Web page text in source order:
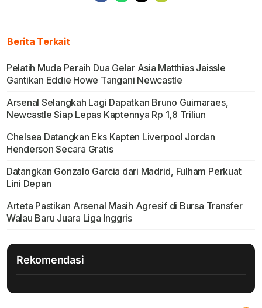
Berita Terkait
Pelatih Muda Peraih Dua Gelar Asia Matthias Jaissle
Gantikan Eddie Howe Tangani Newcastle
Arsenal Selangkah Lagi Dapatkan Bruno Guimaraes,
Newcastle Siap Lepas Kaptennya Rp 1,8 Triliun
Chelsea Datangkan Eks Kapten Liverpool Jordan
Henderson Secara Gratis
Datangkan Gonzalo Garcia dari Madrid, Fulham Perkuat
Lini Depan
Arteta Pastikan Arsenal Masih Agresif di Bursa Transfer
Walau Baru Juara Liga Inggris
Rekomendasi